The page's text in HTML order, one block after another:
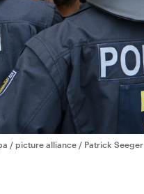
/ picture alliance / Patrick Seeger